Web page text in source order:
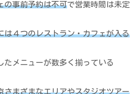
の事前予約は不可で営業時間は未定
は４つのレストラン・カフェが入る
たメニューが数多く揃っている
さまざまなエリアやスタジオツアー